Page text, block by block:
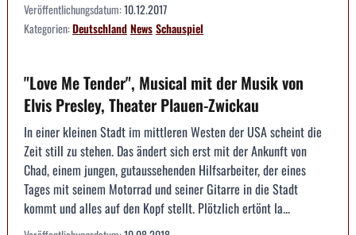
Veröffentlichungsdatum:10.12.2017
Kategorien:DeutschlandNewsSchauspiel
"Love Me Tender", Musical mit der Musik von
Elvis Presley, Theater Plauen-Zwickau
In einer kleinen Stadt im mittleren Westen der USA scheint die
Zeit still zu stehen. Das ändert sich erst mit der Ankunft von
Chad, einem jungen, gutaussehenden Hilfsarbeiter, der eines
Tages mit seinem Motorrad und seiner Gitarre in die Stadt
kommt und alles auf den Kopf stellt. Plötzlich ertönt la...